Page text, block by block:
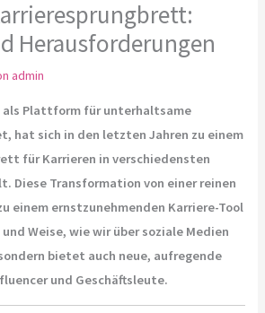
Herausforderungen
admin
als Plattform für unterhaltsame
hat sich in den letzten Jahren zu einem
für Karrieren in verschiedensten
Diese Transformation von einer reinen
einem ernstzunehmenden Karriere-Tool
Weise, wie wir über soziale Medien
bietet auch neue, aufregende
und Geschäftsleute.